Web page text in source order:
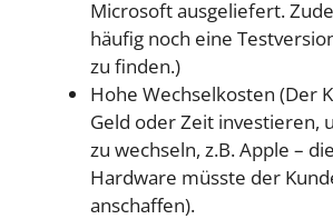
Microsoft ausgeliefert.
häufig noch eine
zu finden.)
Hohe Wechselkosten (Der
Geld oder Zeit investieren,
zu wechseln, z.B. Apple –
Hardware müsste der
anschaffen).